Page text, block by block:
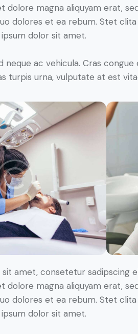
dolore magna aliquyam erat,
dolores et ea rebum. Stet
dolor sit amet.
neque ac vehicula. Cras
turpis urna, vulputate at est
amet, consetetur sadipscing
dolore magna aliquyam erat,
dolores et ea rebum. Stet
dolor sit amet.